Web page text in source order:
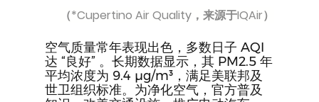
（*Cupertino Air Quality，来源于IQAir）
空气质量常年表现出色，多数日子 AQI
达 “良好” 。长期数据显示，其 PM2.5 年
平均浓度为 9.4 µg/m³，满足美联邦及
世卫组织标准。为净化空气，官方普及